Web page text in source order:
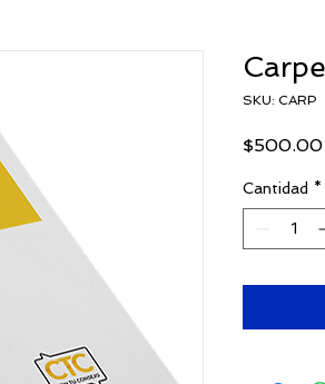
SKU: CARP
$500.00
Cantidad *